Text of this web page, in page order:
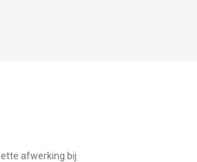
afwerking bij